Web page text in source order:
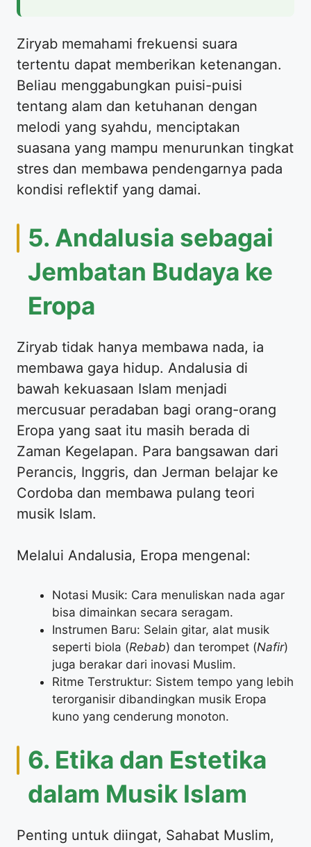
Ziryab memahami frekuensi suara
tertentu dapat memberikan ketenangan.
Beliau menggabungkan puisi-puisi
tentang alam dan ketuhanan dengan
melodi yang syahdu, menciptakan
suasana yang mampu menurunkan tingkat
stres dan membawa pendengarnya pada
kondisi reflektif yang damai.
5. Andalusia sebagai
Jembatan Budaya ke
Eropa
Ziryab tidak hanya membawa nada, ia
membawa gaya hidup. Andalusia di
bawah kekuasaan Islam menjadi
mercusuar peradaban bagi orang-orang
Eropa yang saat itu masih berada di
Zaman Kegelapan. Para bangsawan dari
Perancis, Inggris, dan Jerman belajar ke
Cordoba dan membawa pulang teori
musik Islam.
Melalui Andalusia, Eropa mengenal:
Notasi Musik: Cara menuliskan nada agar
bisa dimainkan secara seragam.
Instrumen Baru: Selain gitar, alat musik
seperti biola (Rebab) dan terompet (Nafir)
juga berakar dari inovasi Muslim.
Ritme Terstruktur: Sistem tempo yang lebih
terorganisir dibandingkan musik Eropa
kuno yang cenderung monoton.
6. Etika dan Estetika
dalam Musik Islam
Penting untuk diingat, Sahabat Muslim,